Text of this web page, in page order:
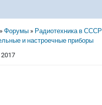
навигации
Форумы Радиотехника в СССР
и настроечные приборы